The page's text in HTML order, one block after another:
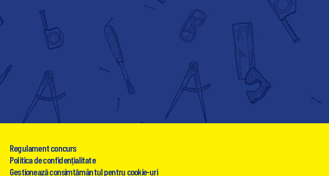
Regulament concurs
Politica de confidențialitate
Gestionează consimțământul pentru cookie-uri